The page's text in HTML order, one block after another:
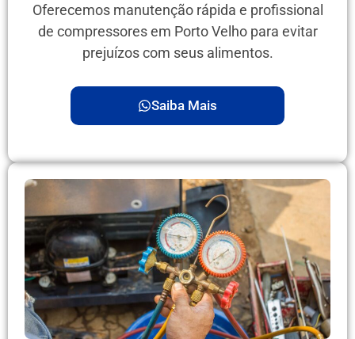
Oferecemos manutenção rápida e profissional
de compressores em Porto Velho para evitar
prejuízos com seus alimentos.
Saiba Mais